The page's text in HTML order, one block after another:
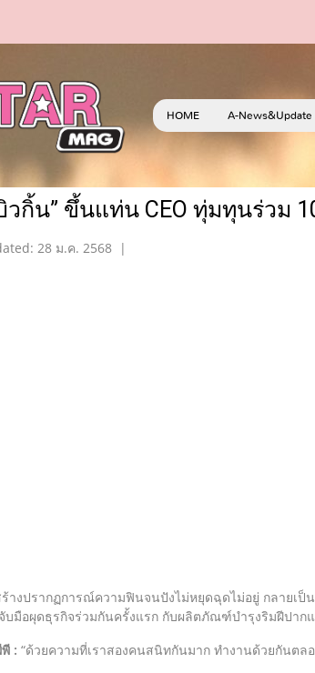
HOME A-News&Update
วกิ้น” ขึ้นแท่น CEO ทุ่มทุนร่วม
28 ม.ค. 2568 |
ากฏการณ์ความฟินจนปังไม่หยุดฉุดไม่อยู่ กลายเป็น
บมือผุดธุรกิจร่วมกันครั้งแรก กับผลิตภัณฑ์บำรุงริมฝีปาก
: “ด้วยความที่เราสองคนสนิทกันมาก ทำงานด้วยกันตล